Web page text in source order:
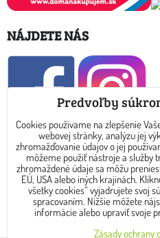
NÁJDETE NÁS
KONTAKT
E-mail: info@dreamtea.sk
tel: 0910 325 889
Copyright © 2017 - 2024
Predvoľby
Cookies používame na zlepšenie
webovej stránky, analýzu jej
zhromažďovanie údajov o jej
môžeme použiť nástroje a služby
zhromaždené údaje sa môžu
EÚ, USA alebo iných krajinách.
všetky cookies“ vyjadrujete svoj
spracovaním. Nižšie môžete
informácie alebo upraviť svoje
Zásady ochrany